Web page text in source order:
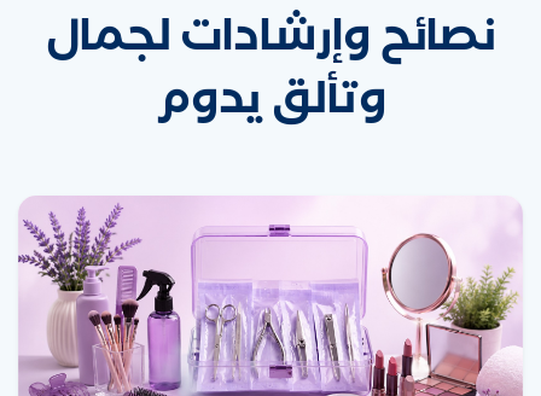
نصائح وإرشادات لجمال
وتألق يدوم